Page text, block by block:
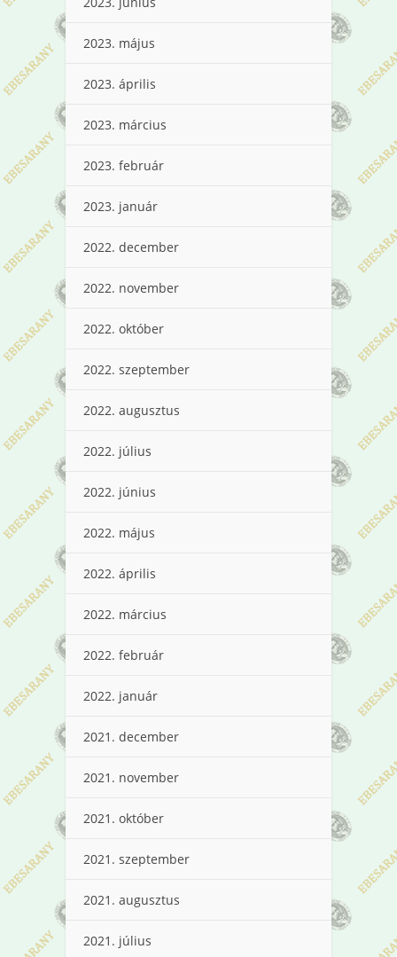
2023. május
2023. április
2023. március
2023. február
2023. január
2022. december
2022. november
2022. október
2022. szeptember
2022. augusztus
2022. július
2022. június
2022. május
2022. április
2022. március
2022. február
2022. január
2021. december
2021. november
2021. október
2021. szeptember
2021. augusztus
2021. július